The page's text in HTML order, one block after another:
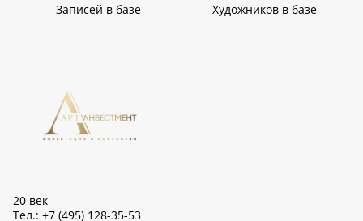
Записей в базе Художников в базе
20 век
Тел.: +7 (495) 128-35-53